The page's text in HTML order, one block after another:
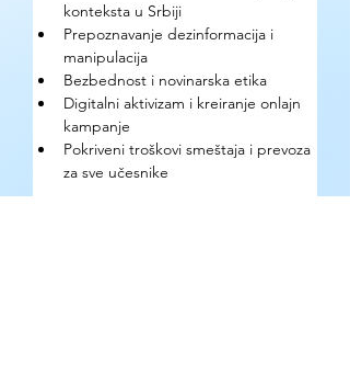
konteksta u Srbiji
Prepoznavanje dezinformacija i
manipulacija
Bezbednost i novinarska etika
Digitalni aktivizam i kreiranje onlajn
kampanje
Pokriveni troškovi smeštaja i prevoza
za sve učesnike